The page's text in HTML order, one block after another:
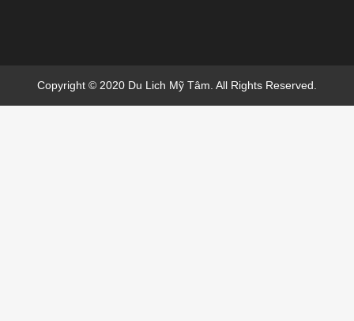
Copyright © 2020 Du Lich Mỹ Tâm. All Rights Reserved.